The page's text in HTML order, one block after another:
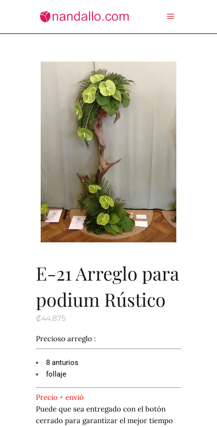
E-21 Arreglo para
podium Rústico
₡44,875
Precioso arreglo :
8 anturios
follaje
Precio + envió
Puede que sea entregado con el botón
cerrado para garantizar el mejor tiempo